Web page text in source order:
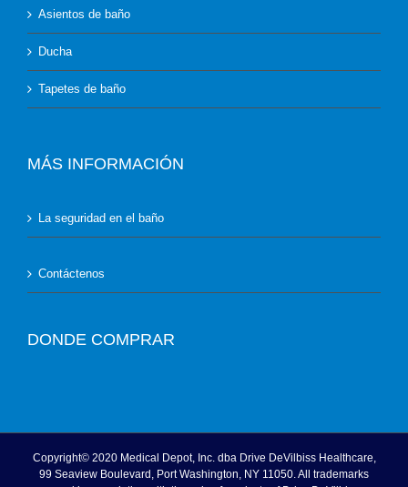
Asientos de baño
Ducha
Tapetes de baño
MÁS INFORMACIÓN
La seguridad en el baño
Contáctenos
DONDE COMPRAR
Copyright© 2020 Medical Depot, Inc. dba Drive DeVilbiss Healthcare,
99 Seaview Boulevard, Port Washington, NY 11050. All trademarks